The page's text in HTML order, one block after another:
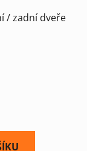
/ zadní dveře